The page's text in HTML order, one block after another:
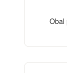
Obal